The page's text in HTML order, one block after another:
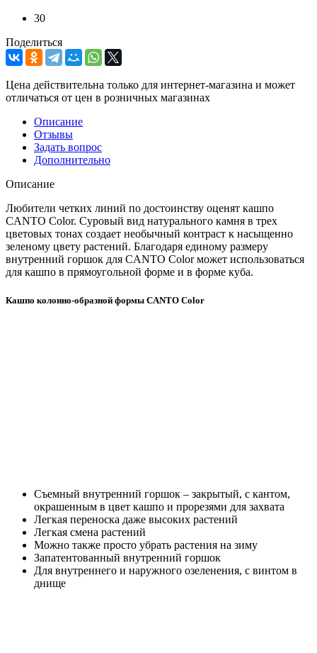
30
Поделиться
Цена действительна только для интернет-магазина и может
отличаться от цен в розничных магазинах
Описание
Отзывы
Задать вопрос
Дополнительно
Описание
Любители четких линий по достоинству оценят кашпо
CANTO Color. Суровый вид натурального камня в трех
цветовых тонах создает необычный контраст к насыщенно
зеленому цвету растений. Благодаря единому размеру
внутренний горшок для CANTO Color может использоваться
для кашпо в прямоугольной форме и в форме куба.
Кашпо колонно-образной формы CANTO Color
Съемный внутренний горшок – закрытый, с кантом,
окрашенным в цвет кашпо и прорезями для захвата
Легкая переноска даже высоких растений
Легкая смена растений
Можно также просто убрать растения на зиму
Запатентованный внутренний горшок
Для внутреннего и наружного озеленения, с винтом в
днище